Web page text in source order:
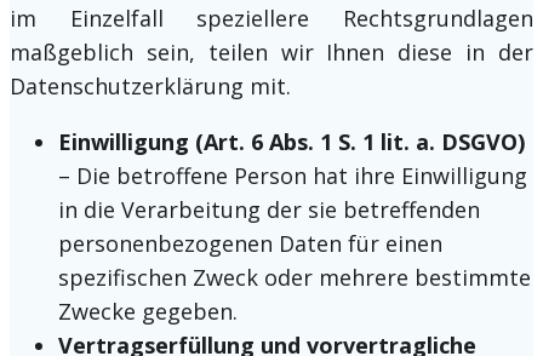
im Einzelfall speziellere Rechtsgrundlagen
maßgeblich sein, teilen wir Ihnen diese in der
Datenschutzerklärung mit.
Einwilligung (Art. 6 Abs. 1 S. 1 lit. a. DSGVO)
– Die betroffene Person hat ihre Einwilligung
in die Verarbeitung der sie betreffenden
personenbezogenen Daten für einen
spezifischen Zweck oder mehrere bestimmte
Zwecke gegeben.
Vertragserfüllung und vorvertragliche